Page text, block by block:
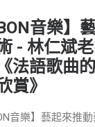
BON音樂】
- 林仁斌
法語歌曲
賞》
音樂】藝起來推